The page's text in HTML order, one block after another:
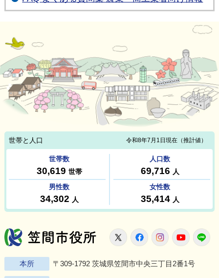
笠間市役所
X FacebookInstagram
本所 〒309-1792 茨城県笠間市中央三丁目2番1号